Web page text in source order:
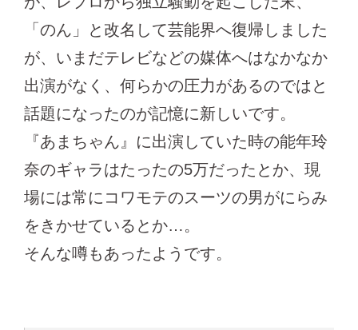
「のん」と改名して芸能界へ復帰しました
が、いまだテレビなどの媒体へはなかなか
出演がなく、何らかの圧力があるのではと
話題になったのが記憶に新しいです。
『あまちゃん』に出演していた時の能年玲
奈のギャラはたったの5万だったとか、現
場には常にコワモテのスーツの男がにらみ
をきかせているとか…。
そんな噂もあったようです。